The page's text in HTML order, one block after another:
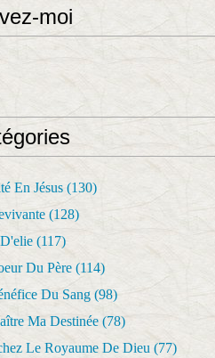
moi
En Jésus (130)
(128)
(117)
Du Père (114)
Du Sang (98)
Ma Destinée (78)
Le Royaume De Dieu (77)